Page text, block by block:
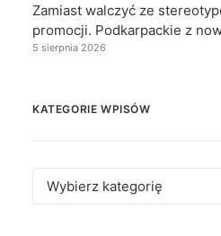
Zamiast walczyć ze
promocji. Podkarpackie z
5 sierpnia 2026
KATEGORIE WPISÓW
Kategorie